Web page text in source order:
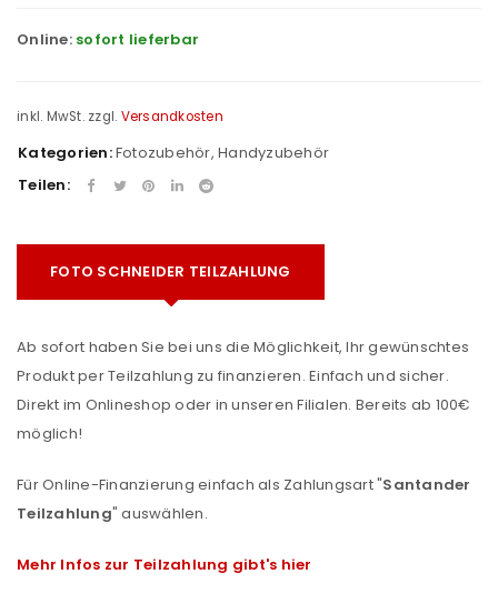
Online: sofort lieferbar
inkl. MwSt. zzgl. Versandkosten
Kategorien:Fotozubehör, Handyzubehör
Teilen:
FOTO SCHNEIDER TEILZAHLUNG
Ab sofort haben Sie bei uns die Möglichkeit, Ihr gewünschtes
Produkt per Teilzahlung zu finanzieren. Einfach und sicher.
Direkt im Onlineshop oder in unseren Filialen. Bereits ab 100€
möglich!
Für Online-Finanzierung einfach als Zahlungsart "Santander
Teilzahlung" auswählen.
Mehr Infos zur Teilzahlung gibt's hier